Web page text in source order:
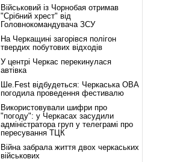
Військовий із Чорнобая отримав
"Срібний хрест" від
Головнокомандувача ЗСУ
На Черкащині загорівся полігон
твердих побутових відходів
У центрі Черкас перекинулася
автівка
Ше.Fest відбудеться: Черкаська ОВА
погодила проведення фестивалю
Використовували шифри про
"погоду": у Черкасах засудили
адміністратора груп у телеграмі про
пересування ТЦК
Війна забрала життя двох черкаських
військових